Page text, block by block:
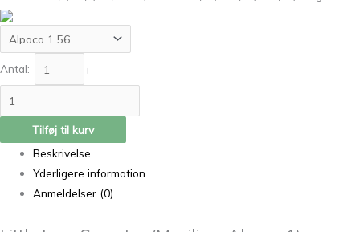
Antal:- +
Tilføj til kurv
Beskrivelse
Yderligere information
Anmeldelser (0)